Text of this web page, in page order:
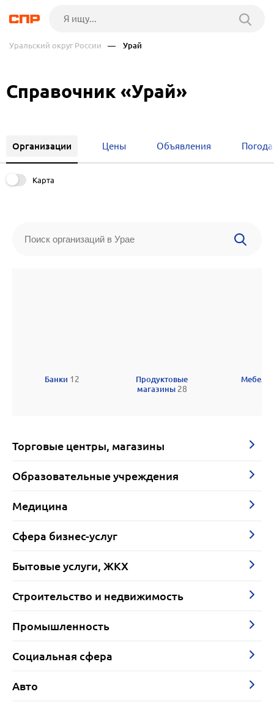
Уральский округ России — Урай
Справочник «Урай»
Организации Цены Объявления Погода
Карта
Банки 12
Продуктовые
магазины 28
Мебель
Торговые центры, магазины
Образовательные учреждения
Медицина
Сфера бизнес-услуг
Бытовые услуги, ЖКХ
Строительство и недвижимость
Промышленность
Социальная сфера
Авто